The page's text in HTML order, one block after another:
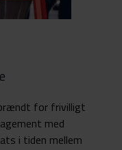
for frivilligt
med
i tiden mellem